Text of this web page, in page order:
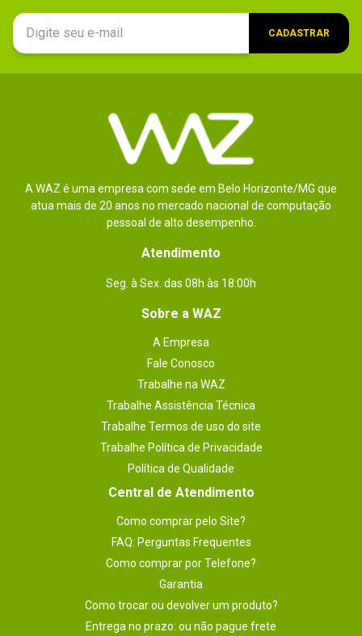
CADASTRAR
A WAZ é uma empresa com sede em Belo Horizonte/MG que
atua mais de 20 anos no mercado nacional de computação
pessoal de alto desempenho.
Atendimento
Seg. à Sex. das 08h às 18:00h
Sobre a WAZ
A Empresa
Fale Conosco
Trabalhe na WAZ
Trabalhe Assistência Técnica
Trabalhe Termos de uso do site
Trabalhe Política de Privacidade
Política de Qualidade
Central de Atendimento
Como comprar pelo Site?
FAQ: Perguntas Frequentes
Como comprar por Telefone?
Garantia
Como trocar ou devolver um produto?
Entrega no prazo: ou não pague frete